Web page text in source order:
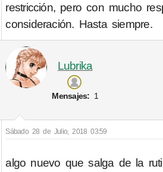
restricción, pero con mucho
consideración. Hasta siempre.
Lubrika
Mensajes: 1
Sábado 28 de Julio, 2018 03:59
algo nuevo que salga de la